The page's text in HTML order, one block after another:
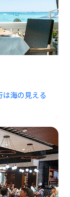
海の見える